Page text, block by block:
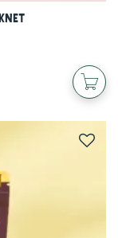
oder – für
unserer